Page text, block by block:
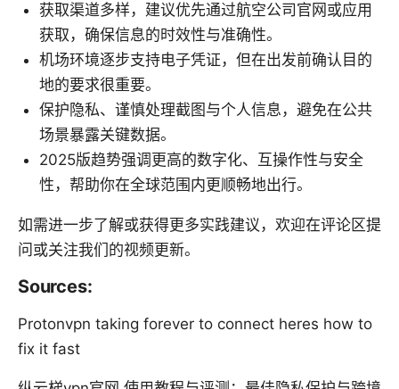
获取渠道多样，建议优先通过航空公司官网或应用
获取，确保信息的时效性与准确性。
机场环境逐步支持电子凭证，但在出发前确认目的
地的要求很重要。
保护隐私、谨慎处理截图与个人信息，避免在公共
场景暴露关键数据。
2025版趋势强调更高的数字化、互操作性与安全
性，帮助你在全球范围内更顺畅地出行。
如需进一步了解或获得更多实践建议，欢迎在评论区提
问或关注我们的视频更新。
Sources:
Protonvpn taking forever to connect heres how to
fix it fast